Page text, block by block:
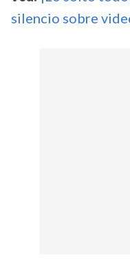
silencio sobre